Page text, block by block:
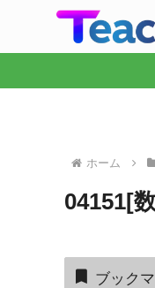
ホーム
04151[
ブック